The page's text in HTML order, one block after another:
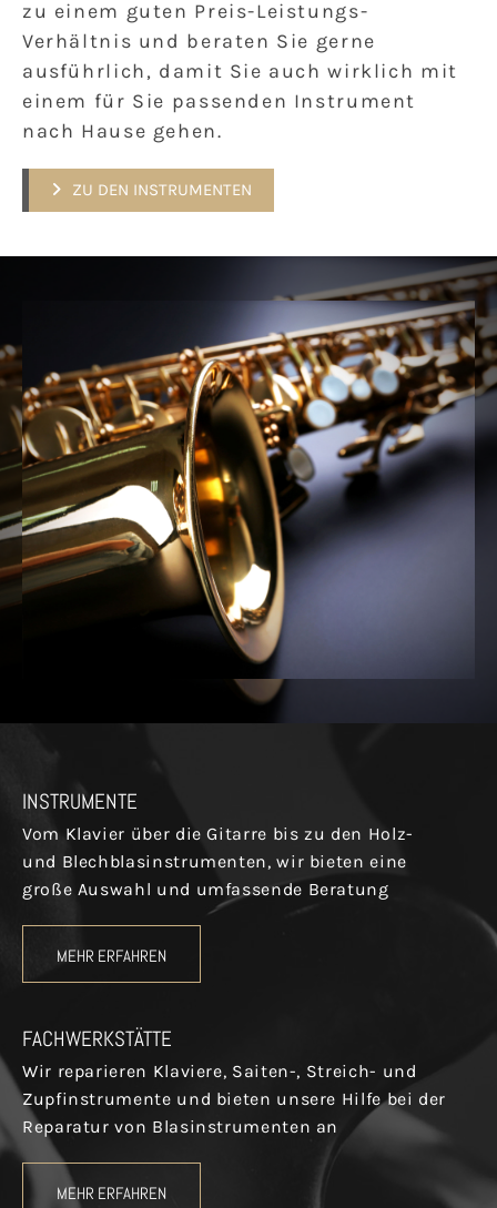
zu einem guten Preis-Leistungs-
Verhältnis und beraten Sie gerne
ausführlich, damit Sie auch wirklich mit
einem für Sie passenden Instrument
nach Hause gehen.
ZU DEN INSTRUMENTEN
INSTRUMENTE
Vom Klavier über die Gitarre bis zu den Holz-
und Blechblasinstrumenten, wir bieten eine
große Auswahl und umfassende Beratung
MEHR ERFAHREN
FACHWERKSTÄTTE
Wir reparieren Klaviere, Saiten-, Streich- und
Zupfinstrumente und bieten unsere Hilfe bei der
Reparatur von Blasinstrumenten an
MEHR ERFAHREN